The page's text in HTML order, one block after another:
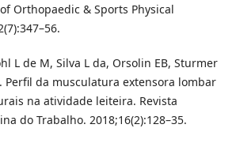
Orthopaedic & Sports Physical
L de M, Silva L da, Orsolin EB, Sturmer
Perfil da musculatura extensora lombar
na atividade leiteira. Revista
do Trabalho. 2018;16(2):128–35.